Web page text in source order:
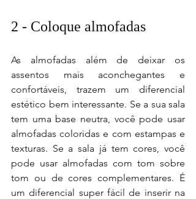
2 - Coloque almofadas
As almofadas além de deixar os
assentos mais aconchegantes e
confortáveis, trazem um diferencial
estético bem interessante. Se a sua sala
tem uma base neutra, você pode usar
almofadas coloridas e com estampas e
texturas. Se a sala já tem cores, você
pode usar almofadas com tom sobre
tom ou de cores complementares. É
um diferencial super fácil de inserir na